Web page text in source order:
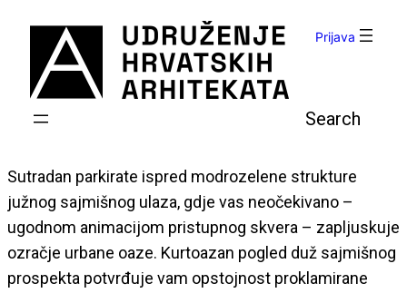
sadržaja
Prijava
Sutradan parkirate ispred modrozelene strukture
južnog sajmišnog ulaza, gdje vas neočekivano –
ugodnom animacijom pristupnog skvera – zapljuskuje
ozračje urbane oaze. Kurtoazan pogled duž sajmišnog
prospekta potvrđuje vam opstojnost proklamirane